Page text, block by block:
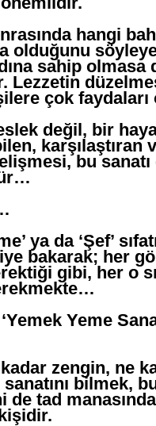
hangi
olduğunu
sahip
Lezzetin
çok
değil, bir
karşılaştıran
bu
ya da ‘Şef’
bakarak; her
gibi, her o
Yeme
zengin, ne
bilmek,
de tad